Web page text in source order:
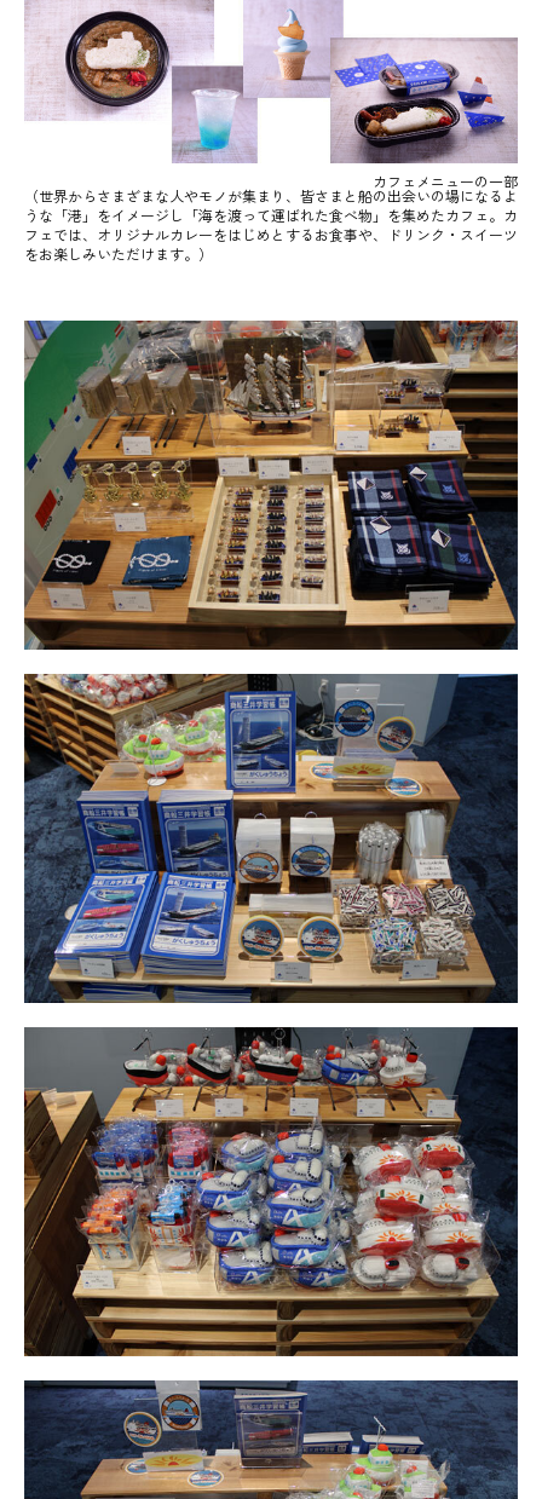
カフェメニューの一部
（世界からさまざまな人やモノが集まり、皆さまと船の出会いの場になるよ
うな「港」をイメージし 「海を渡って運ばれた食べ物」を集めたカフェ。 カ
フェでは、オリジナルカレーをはじめとするお食事や、ドリンク・スイーツ
をお楽しみいただけます。）